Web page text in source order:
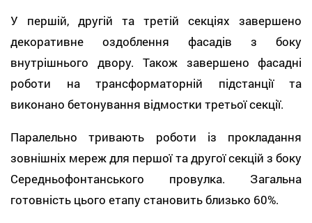
У першій, другій та третій секціях завершено
декоративне оздоблення фасадів з боку
внутрішнього двору. Також завершено фасадні
роботи на трансформаторній підстанції та
виконано бетонування відмостки третьої секції.
Паралельно тривають роботи із прокладання
зовнішніх мереж для першої та другої секцій з боку
Середньофонтанського провулка. Загальна
готовність цього етапу становить близько 60%.